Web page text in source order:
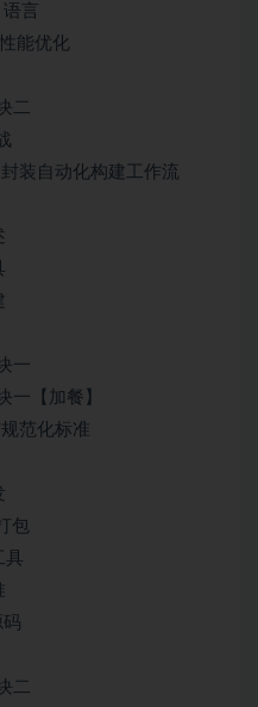
言
能优化
二
装自动化构建工作流
一
一【加餐】
范化标准
包
具
二